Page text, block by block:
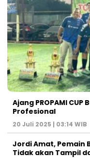
Ajang PROPAMI
Profesional
20 Juli 2025 | 03:14 WIB
Jordi Amat, Pemain
Tidak akan Tampil